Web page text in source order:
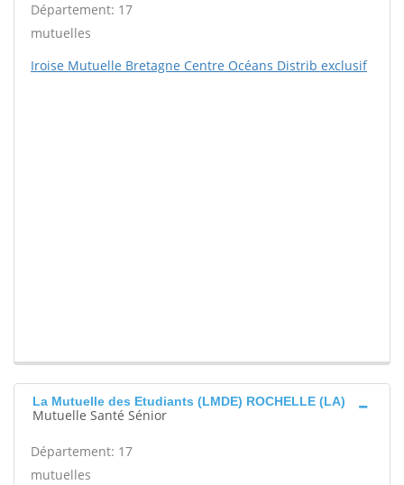
Département: 17
mutuelles
Iroise Mutuelle Bretagne Centre Océans Distrib exclusif
La Mutuelle des Etudiants (LMDE) ROCHELLE (LA)
Mutuelle Santé Sénior
Département: 17
mutuelles